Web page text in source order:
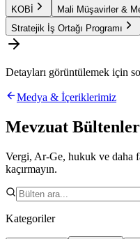
KOBİ
Mali Müşavirler &
Stratejik İş Ortağı Programı
Detayları görüntülemek için
Medya & İçeriklerimiz
Mevzuat
Vergi, Ar-Ge, hukuk ve daha
kaçırmayın.
Kategoriler